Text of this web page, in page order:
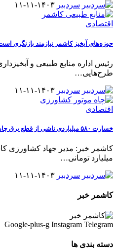
سردبیر ۱۴۰۳-۱۱-۱۱
اقتصادی
حوزه‌های آبخیز کاشمر نیازمند بازنگری
رئیس اداره منابع طبیعی و
طرح‌هایی…
سردبیر ۱۴۰۳-۱۱-۱۱
اقتصادی
خسارت ۵۸۰ میلیاردی ناشی از قطع برق چاه موتورهای کشاورزی در کاشمر
میلیارد تومانی…
سردبیر ۱۴۰۳-۱۱-۱۱
کاشمر خبر
Google-plus-g Instagram Telegram
دسته بندی ها